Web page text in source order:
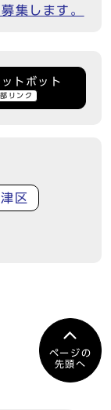
集します。
トボット
リンク
区
ページの
先頭へ